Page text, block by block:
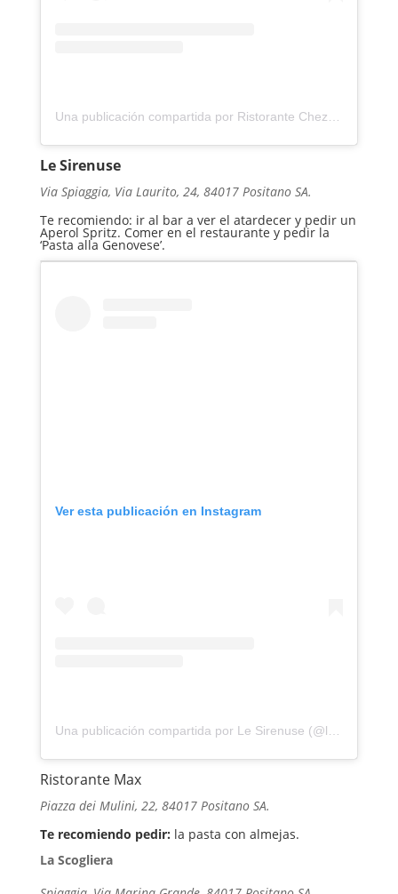
Le Sirenuse
Via Spiaggia, Via Laurito, 24, 84017 Positano SA.
Te recomiendo: ir al bar a ver el atardecer y pedir un
Aperol Spritz. Comer en el restaurante y pedir la
‘Pasta alla Genovese’.
Ver esta publicación en Instagram
Ristorante Max
Piazza dei Mulini, 22, 84017 Positano SA.
Te recomiendo pedir: la pasta con almejas.
La Scogliera